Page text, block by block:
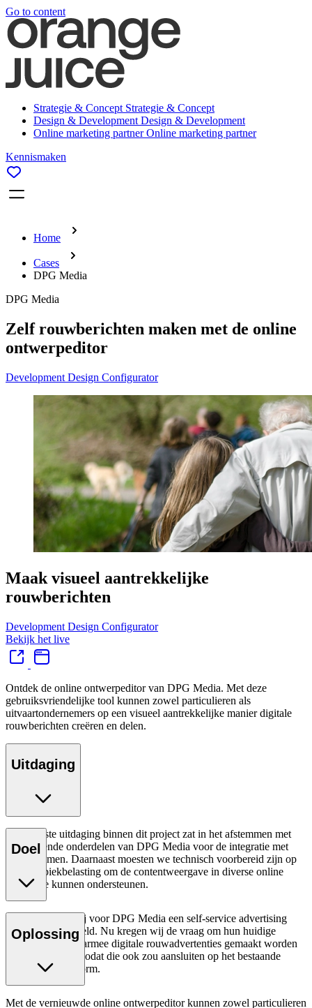
Go to content
Strategie & Concept Strategie & Concept
Design & Development Design & Development
Online marketing partnerOnline marketing partner
Kennismaken
Home
Cases
DPG Media
DPG Media
Zelf rouwberichten maken met de online
ontwerpeditor
Development Design Configurator
Maak visueel aantrekkelijke
rouwberichten
Development Design Configurator
Bekijk het live
Ontdek de online ontwerpeditor van DPG Media. Met deze
gebruiksvriendelijke tool kunnen zowel particulieren als
uitvaartondernemers op een visueel aantrekkelijke manier digitale
rouwberichten creëren en delen.
Uitdaging
De grootste uitdaging binnen dit project zat in het afstemmen met
verschillende onderdelen van DPG Media voor de integratie met
hun systemen. Daarnaast moesten we technisch voorbereid zijn op
extreme piekbelasting om de contentweergave in diverse online
kranten te kunnen ondersteunen.
Doel
Eerder hebben wij voorDPG Media een self-service advertising
platform ontwikkeld. Nu kregen wij de vraag om hun huidige
webapplicatie waarmee digitale rouwadvertenties gemaakt worden
te optimaliseren, zodat die ook zou aansluiten op het bestaande
Mediablend platform.
Oplossing
Met de vernieuwde online ontwerpeditor kunnen zowel particulieren